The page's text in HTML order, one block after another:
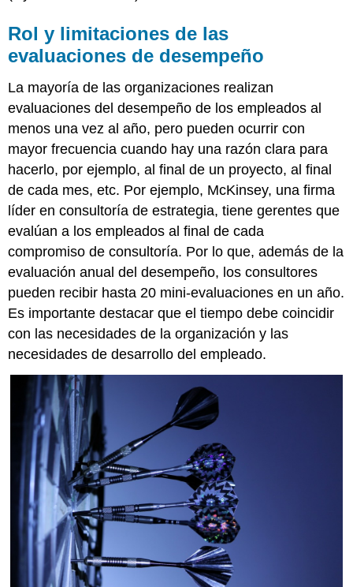
Rol y limitaciones de las
evaluaciones de desempeño
La mayoría de las organizaciones realizan
evaluaciones del desempeño de los empleados al
menos una vez al año, pero pueden ocurrir con
mayor frecuencia cuando hay una razón clara para
hacerlo, por ejemplo, al final de un proyecto, al final
de cada mes, etc. Por ejemplo, McKinsey, una firma
líder en consultoría de estrategia, tiene gerentes que
evalúan a los empleados al final de cada
compromiso de consultoría. Por lo que, además de la
evaluación anual del desempeño, los consultores
pueden recibir hasta 20 mini-evaluaciones en un año.
Es importante destacar que el tiempo debe coincidir
con las necesidades de la organización y las
necesidades de desarrollo del empleado.